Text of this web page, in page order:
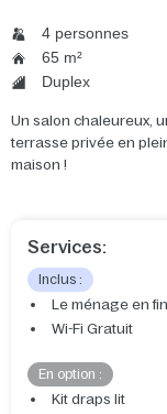
4 personnes
65 m²
Duplex
Un salon chaleureux,
terrasse privée en
maison !
Services:
Inclus :
Le ménage en
Wi-Fi Gratuit
En option :
Kit draps lit